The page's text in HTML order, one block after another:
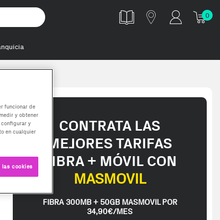
0
CONTRATA LAS
MEJORES TARIFAS
FIBRA + MÓVIL CON
MASMOVIL
FIBRA 300MB + 50GB MASMOVIL POR
34,90€/MES
funcionar de
y obtener
y
en cualquier
cookies